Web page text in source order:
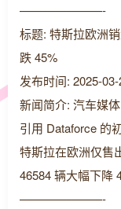
———————-
标题: 特斯拉欧洲
跌 45%
发布时间: 2025-
新闻简介: 汽车媒
引用 Dataforce 的
特斯拉在欧洲仅售
46584 辆大幅下降
———————-